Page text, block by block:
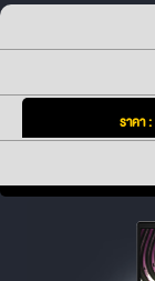
ราคา :